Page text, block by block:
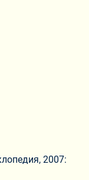
2007: